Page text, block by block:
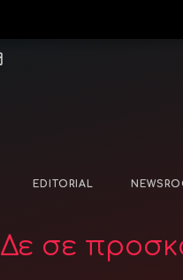
EDITORIAL
Δε σε